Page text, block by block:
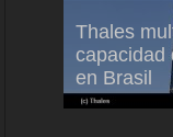
Thales
capacidad
en Brasil